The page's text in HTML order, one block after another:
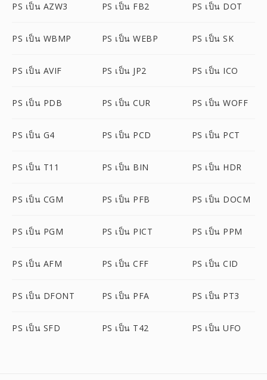
PS เป็น AZW3 PS เป็น FB2 PS เป็น DOT
PS เป็น WBMP PS เป็น WEBP PS เป็น SK
PS เป็น AVIF PS เป็น JP2 PS เป็น ICO
PS เป็น PDB PS เป็น CUR PS เป็น WOFF
PS เป็น G4 PS เป็น PCD PS เป็น PCT
PS เป็น T11 PS เป็น BIN PS เป็น HDR
PS เป็น CGM PS เป็น PFB PS เป็น DOCM
PS เป็น PGM PS เป็น PICT PS เป็น PPM
PS เป็น AFM PS เป็น CFF PS เป็น CID
PS เป็น DFONT PS เป็น PFA PS เป็น PT3
PS เป็น SFD PS เป็น T42 PS เป็น UFO